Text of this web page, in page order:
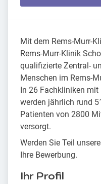
Mit dem Rems-Murr-
Rems-Murr-Klinik
qualifizierte Zentral-
Menschen im Rems-
In 26 Fachkliniken
werden jährlich rund
Patienten von 2800
versorgt.
Werden Sie Teil
Ihre Bewerbung.
Ihr Profil